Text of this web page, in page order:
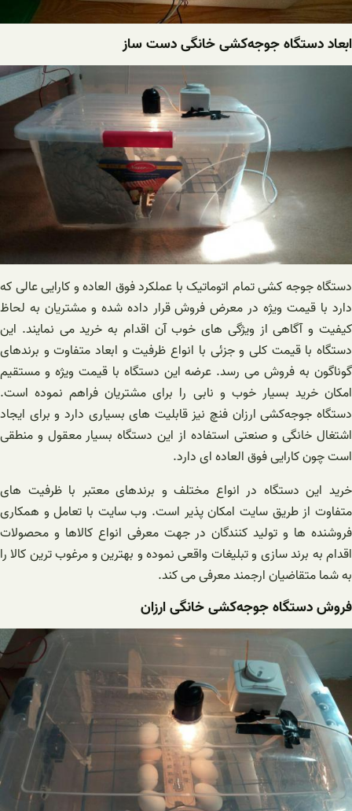
ابعاد دستگاه‌ جوجه‌کشی ‌خانگی دست ساز
دستگاه جوجه کشی تمام اتوماتیک با عملکرد فوق العاده و کارایی عالی که
دارد با قیمت ویژه در معرض فروش قرار داده شده و مشتریان به لحاظ
کیفیت و آگاهی از ویژگی های خوب آن اقدام به خرید می نمایند. این
دستگاه با قیمت کلی و جزئی با انواع ظرفیت و ابعاد متفاوت و برندهای
گوناگون به فروش می رسد. عرضه این دستگاه با قیمت ویژه و مستقیم
امکان خرید بسیار خوب و نابی را برای مشتریان فراهم نموده است.
دستگاه‌ جوجه‌کشی ‌ارزان فنچ نیز قابلیت های بسیاری دارد و برای ایجاد
اشتغال خانگی و صنعتی استفاده از این دستگاه بسیار معقول و منطقی
است چون کارایی فوق العاده ای دارد.
خرید این دستگاه در انواع مختلف و برندهای معتبر با ظرفیت های
متفاوت از طریق سایت امکان پذیر است. وب سایت با تعامل و همکاری
فروشنده ها و تولید کنندگان در جهت معرفی انواع کالاها و محصولات
اقدام به برند سازی و تبلیغات واقعی نموده و بهترین و مرغوب ترین کالا را
به شما متقاضیان ارجمند معرفی می کند.
فروش دستگاه‌ جوجه‌کشی ‌خانگی ارزان